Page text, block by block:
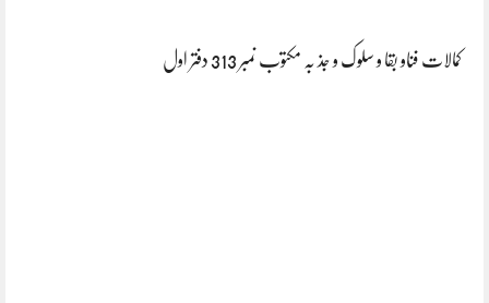
کمالات فناو بقا و سلوک و جذ بہ مکتوب نمبر 313 دفتر اول